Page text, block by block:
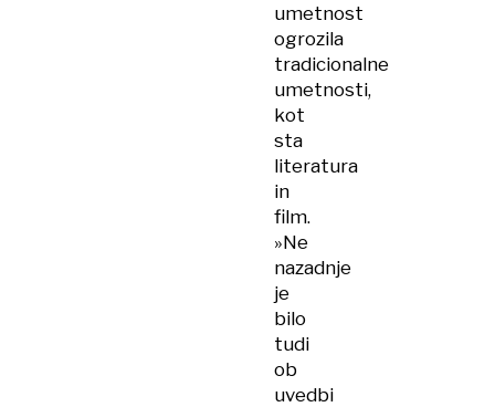
umetnost
ogrozila
tradicionalne
umetnosti,
kot
sta
literatura
in
film.
»Ne
nazadnje
je
bilo
tudi
ob
uvedbi